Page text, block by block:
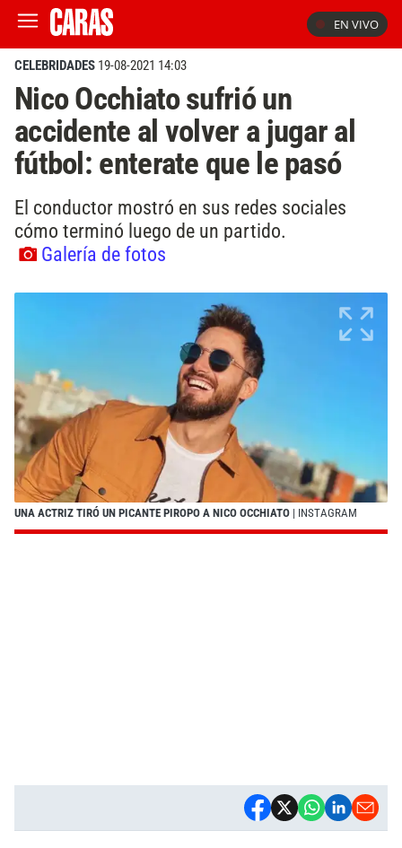
EN VIVO
CELEBRIDADES 19-08-2021 14:03
Nico Occhiato sufrió un
accidente al volver a jugar al
fútbol: enterate que le pasó
El conductor mostró en sus redes sociales
cómo terminó luego de un partido.
Galería de fotos
UNA ACTRIZ TIRÓ UN PICANTE PIROPO A NICO OCCHIATO | INSTAGRAM